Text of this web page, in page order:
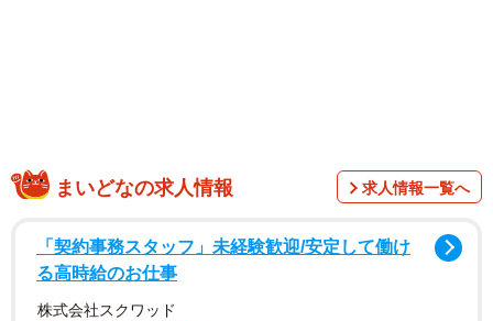
生まれたときから一緒に過ごしてきた、むぎちゃんと双
ゆーちゃんが初めてのお散歩に挑戦することに…！手前に
むぎちゃんと、リードを握るゆーちゃん。後ろの方には、
ひとり遊びをしているまーちゃんが映っています。
まいどなの求人情報 求人情報一覧へ
「契約事務スタッフ」未経験歓迎/安定して働け
る高時給のお仕事
株式会社スクワッド